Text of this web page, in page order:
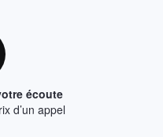
écoute
d’un appel